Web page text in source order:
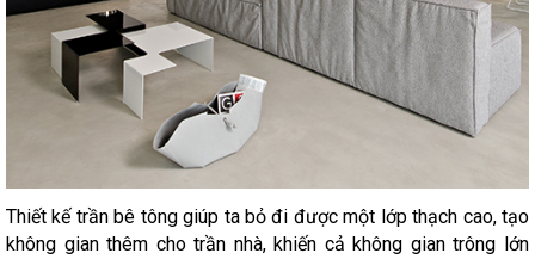
Thiết kế trần bê tông giúp ta bỏ đi được một lớp thạch cao, tạo
không gian thêm cho trần nhà, khiến cả không gian trông lớn